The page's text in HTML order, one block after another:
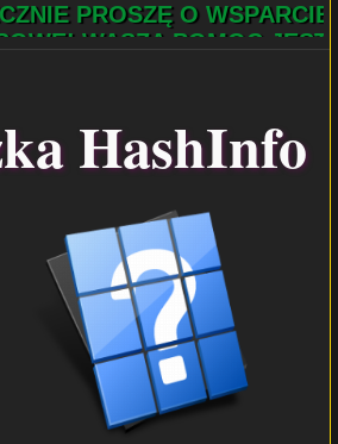
NSIS PL
DOWNLOAD
PROSZĘ O WSPARCIE
WASZA POMOC JEST
HashInfo